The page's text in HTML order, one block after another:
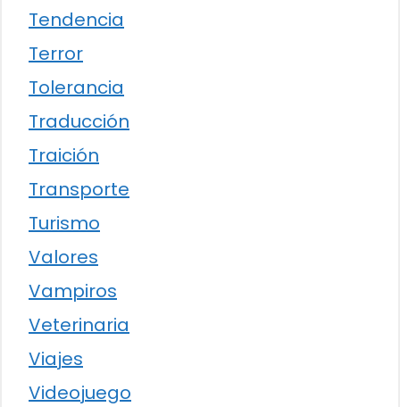
Tendencia
Terror
Tolerancia
Traducción
Traición
Transporte
Turismo
Valores
Vampiros
Veterinaria
Viajes
Videojuego